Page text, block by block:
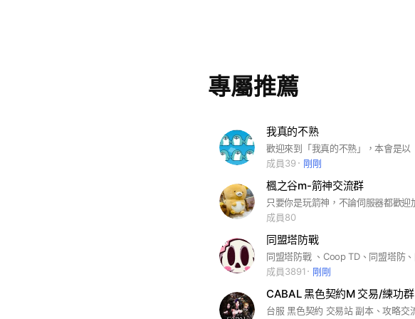
專屬推薦
我真的不熟
成員39
剛剛
楓之谷m-箭神交流群
成員80
同盟塔防戰
成員3891
剛剛
CABAL 黑色契約M 交易/練功